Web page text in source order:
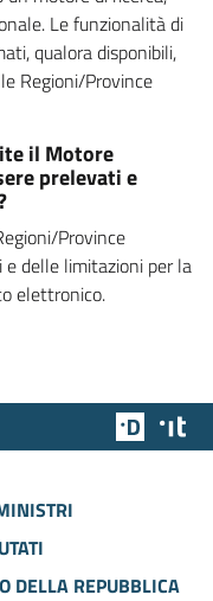
Le funzionalità di
qualora disponibili,
Regioni/Province
il Motore
prelevati e
Province
delle limitazioni per la
elettronico.
Team
DELLA REPUBBLICA